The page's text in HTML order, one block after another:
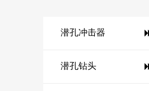
潜孔冲击器
潜孔钻头